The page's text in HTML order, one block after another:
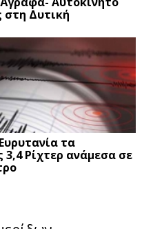
στη Δυτική
τα
Ρίχτερ ανάμεσα σε